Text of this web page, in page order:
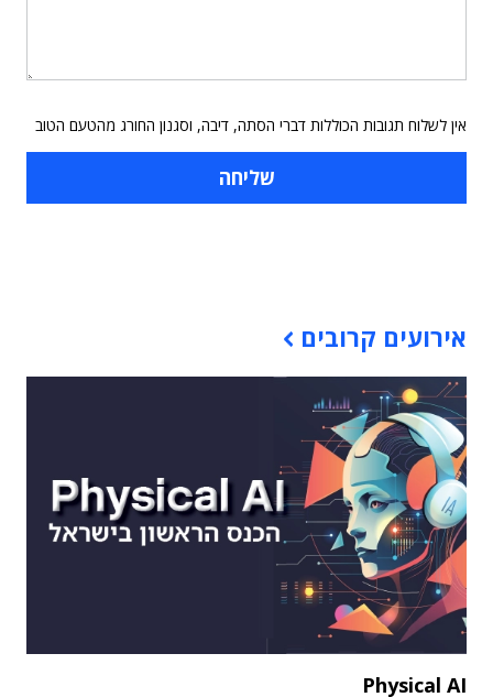
אין לשלוח תגובות הכוללות דברי הסתה, דיבה, וסגנון החורג מהטעם הטוב
אירועים קרובים
Physical AI